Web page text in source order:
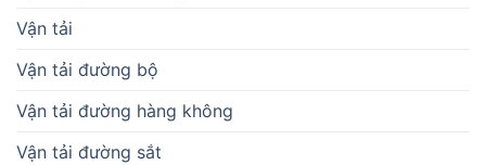
Vận tải
Vận tải đường bộ
Vận tải đường hàng không
Vận tải đường sắt